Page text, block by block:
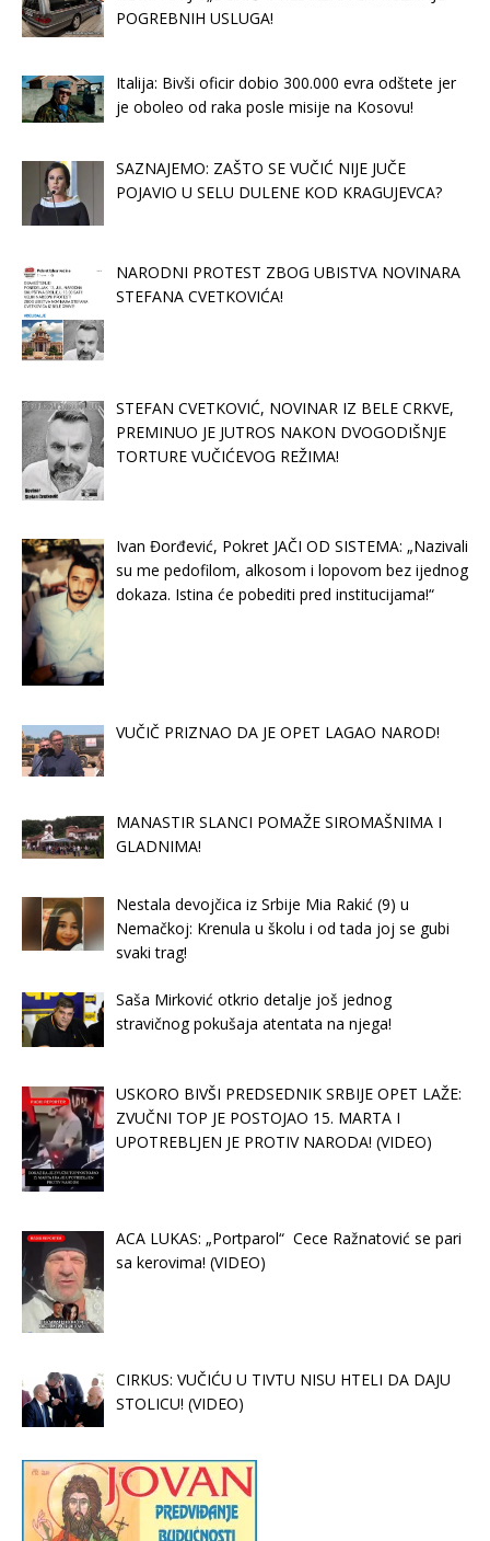
POGREBNIH USLUGA!
Italija: Bivši oficir dobio 300.000 evra odštete jer
je oboleo od raka posle misije na Kosovu!
SAZNAJEMO: ZAŠTO SE VUČIĆ NIJE JUČE
POJAVIO U SELU DULENE KOD KRAGUJEVCA?
NARODNI PROTEST ZBOG UBISTVA NOVINARA
STEFANA CVETKOVIĆA!
STEFAN CVETKOVIĆ, NOVINAR IZ BELE CRKVE,
PREMINUO JE JUTROS NAKON DVOGODIŠNJE
TORTURE VUČIĆEVOG REŽIMA!
Ivan Đorđević, Pokret JAČI OD SISTEMA: „Nazivali
su me pedofilom, alkosom i lopovom bez ijednog
dokaza. Istina će pobediti pred institucijama!“
VUČIČ PRIZNAO DA JE OPET LAGAO NAROD!
MANASTIR SLANCI POMAŽE SIROMAŠNIMA I
GLADNIMA!
Nestala devojčica iz Srbije Mia Rakić (9) u
Nemačkoj: Krenula u školu i od tada joj se gubi
svaki trag!
Saša Mirković otkrio detalje još jednog
stravičnog pokušaja atentata na njega!
USKORO BIVŠI PREDSEDNIK SRBIJE OPET LAŽE:
ZVUČNI TOP JE POSTOJAO 15. MARTA I
UPOTREBLJEN JE PROTIV NARODA! (VIDEO)
ACA LUKAS: „Portparol“ Cece Ražnatović se pari
sa kerovima! (VIDEO)
CIRKUS: VUČIĆU U TIVTU NISU HTELI DA DAJU
STOLICU! (VIDEO)